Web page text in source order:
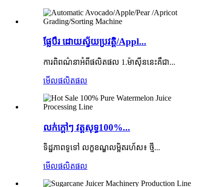
ផ្លែបឺរ ដោយស្វ័យប្រវត្តិ/Appl...
ការពិពណ៌នាអំពីផលិតផល 1.ម៉ាស៊ីននេះគឺជា...
មើលផលិតផល
លក់ក្តៅៗ វត្តសុទ្ធ100%...
ទិដ្ឋភាពទូទៅ លក្ខខណ្ឌលម្អិតរហ័ស៖ ថ្មី...
មើលផលិតផល